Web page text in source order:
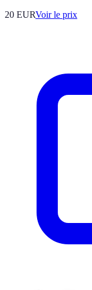
20 EURVoir le prix